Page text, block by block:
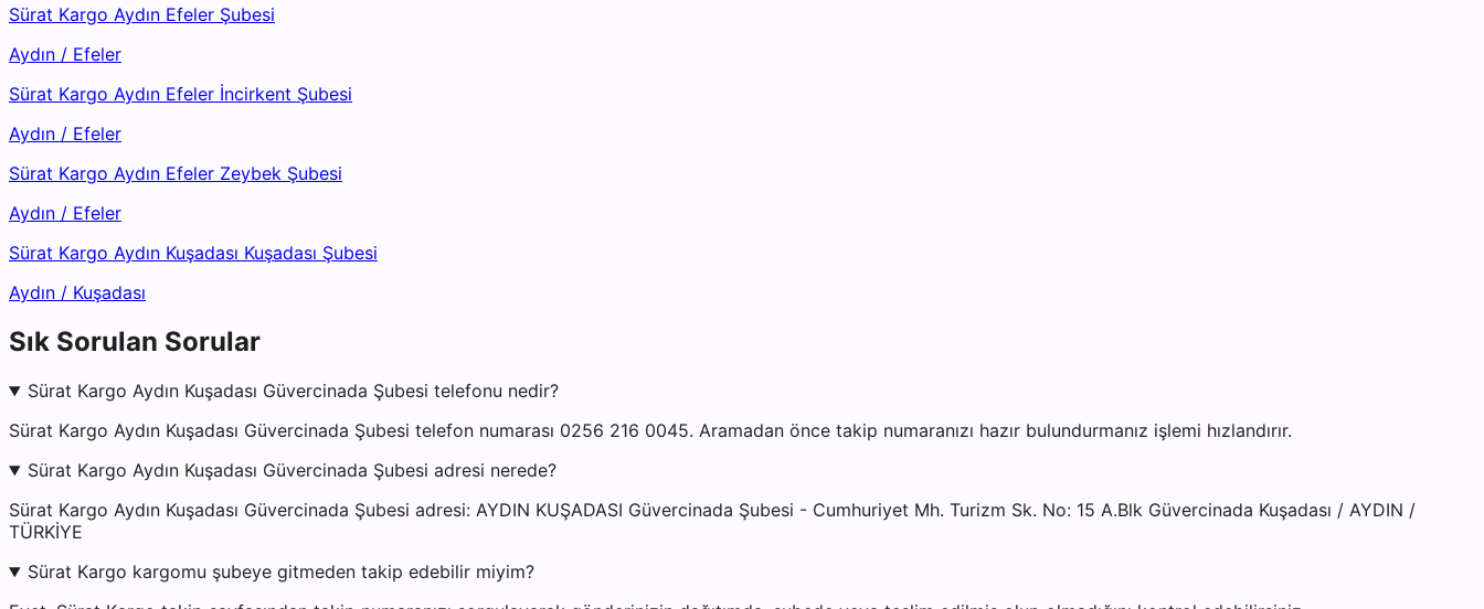
Sürat Kargo Aydın Efeler Şubesi
Aydın / Efeler
Sürat Kargo Aydın Efeler İncirkent Şubesi
Aydın / Efeler
Sürat Kargo Aydın Efeler Zeybek Şubesi
Aydın / Efeler
Sürat Kargo Aydın Kuşadası Kuşadası Şubesi
Aydın / Kuşadası
Sık Sorulan Sorular
Sürat Kargo Aydın Kuşadası Güvercinada Şubesi telefonu nedir?
Sürat Kargo Aydın Kuşadası Güvercinada Şubesi telefon numarası 0256 216 0045. Aramadan önce takip numaranızı hazır bulundurmanız işlemi hızlandırır.
Sürat Kargo Aydın Kuşadası Güvercinada Şubesi adresi nerede?
Sürat Kargo Aydın Kuşadası Güvercinada Şubesi adresi: AYDIN KUŞADASI Güvercinada Şubesi - Cumhuriyet Mh. Turizm Sk. No: 15 A.Blk Güvercinada Kuşadası / AYDIN /
TÜRKİYE
Sürat Kargo kargomu şubeye gitmeden takip edebilir miyim?